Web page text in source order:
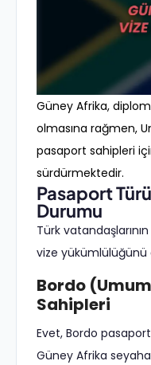
Güney Afrika,
olmasına rağmen,
pasaport sahipleri
sürdürmektedir.
Pasaport
Durumu
Türk
vize yükümlülüğünü
Bordo
Sahipleri
Evet, Bordo
Güney Afrika